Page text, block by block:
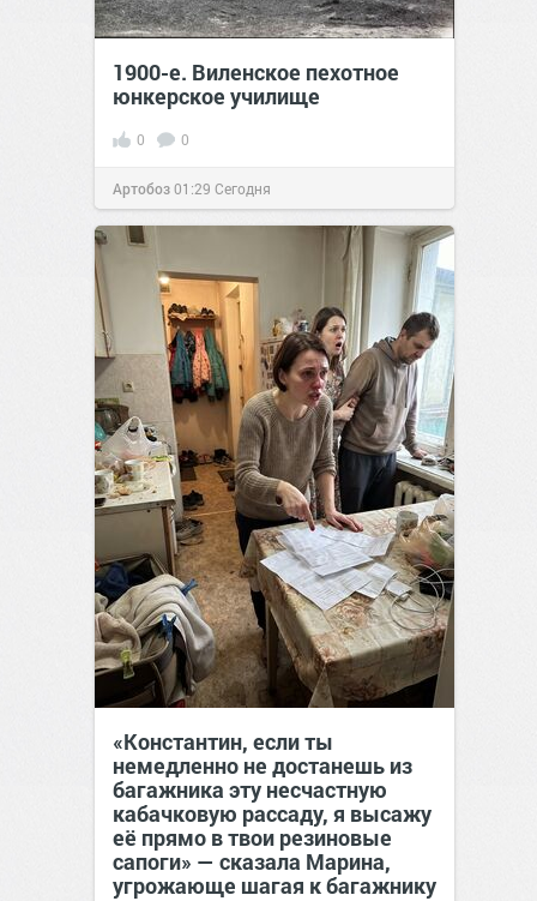
1900-е. Виленское пехотное
юнкерское училище
0 0
Артобоз01:29 Сегодня
«Константин, если ты
немедленно не достанешь из
багажника эту несчастную
кабачковую рассаду, я высажу
её прямо в твои резиновые
сапоги» — сказала Марина,
угрожающе шагая к багажнику